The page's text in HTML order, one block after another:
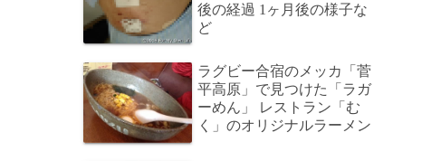
後の経過 1ヶ月後の様子な
ど
ラグビー合宿のメッカ「菅
平高原」で見つけた「ラガ
ーめん」 レストラン「む
く」のオリジナルラーメン